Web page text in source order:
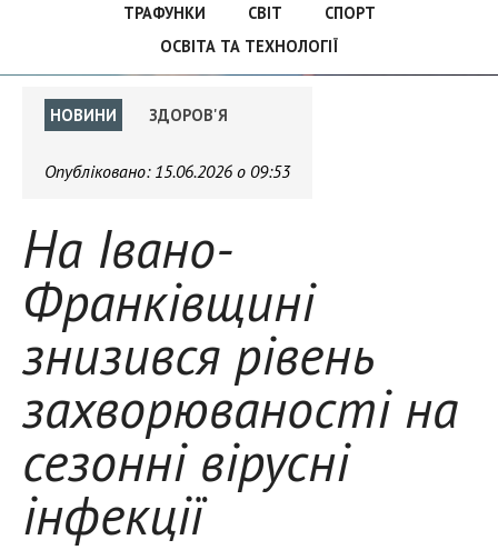
ТРАФУНКИ
СВІТ
СПОРТ
ОСВІТА ТА ТЕХНОЛОГІЇ
НОВИНИ ЗДОРОВ'Я
Опубліковано: 15.06.2026 о 09:53
На Івано-
Франківщині
знизився рівень
захворюваності на
сезонні вірусні
інфекції